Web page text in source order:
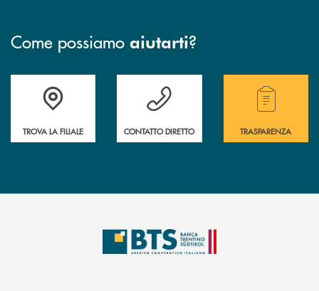
Come possiamo aiutarti?
Accedi all' elenco completo delle filiali.
TROVA LA FILIALE
Hai bisogno di assistenza immediata?
CONTATTO DIRETTO
Hai bisogno di
TRASPARENZA